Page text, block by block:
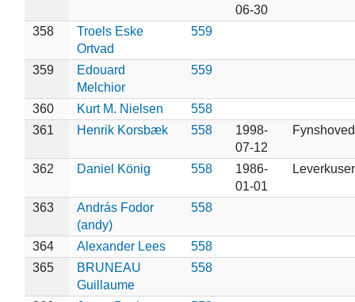
06-30
358
Troels Eske
Ortvad
559
359
Edouard
Melchior
559
360 Kurt M. Nielsen
558
361
Henrik Korsbæk 558
1998-
07-12
Fynshoved
362 Daniel König 558
1986-
01-01
363
András Fodor
(andy)
558
364 Alexander Lees
558
365
BRUNEAU
Guillaume
558